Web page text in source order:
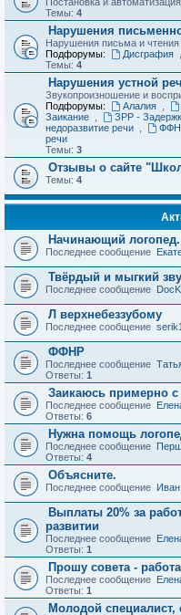
Темы: 4
Нарушения
Нарушения письма и чтения
Подфорумы:
Дисграфия
Темы: 4
Нарушения устной
Звукопроизношение и
Подфорумы:
Алалия
Заикание
ЗРР -
недоразвитие речи
речи
Темы: 3
Отзывы о сайте
Темы: 4
Начинающий логопед.
Последнее сообщение
Твёрдый и мыгкий
Последнее сообщение
Л верхнебеззубому
Последнее сообщение
ФФНР
Последнее сообщение
Ответы: 1
Заикаюсь примерно с
Последнее сообщение
Ответы: 6
Нужна помощь
Последнее сообщение
Ответы: 4
Объясните.
Последнее сообщение Иван
Выплаты 20% за
развитии
Последнее сообщение
Ответы: 1
Прошу совета -
Последнее сообщение
Ответы: 1
Молодой специалист,